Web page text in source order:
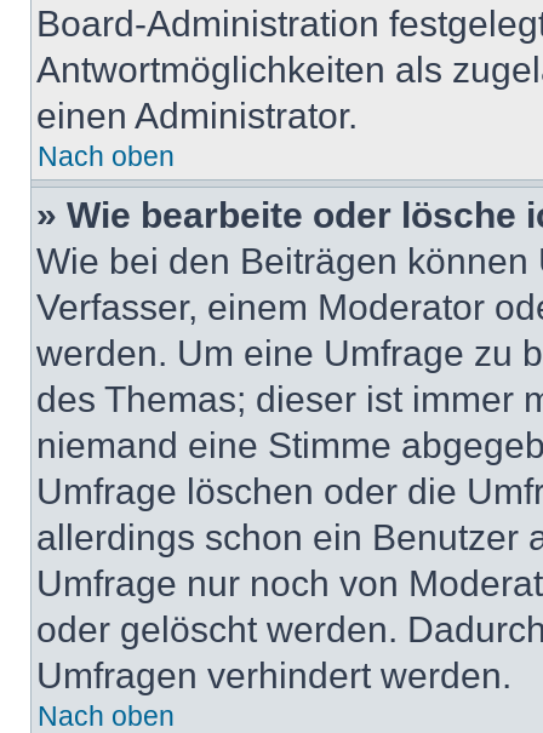
Board-Administration
Antwortmöglichkeiten als
einen Administrator.
Nach oben
» Wie bearbeite oder lösche
Wie bei den Beiträgen
Verfasser, einem Moderator
werden. Um eine Umfrage zu
des Themas; dieser ist immer
niemand eine Stimme
Umfrage löschen oder die
allerdings schon ein Benutzer
Umfrage nur noch von
oder gelöscht werden.
Umfragen verhindert werden.
Nach oben